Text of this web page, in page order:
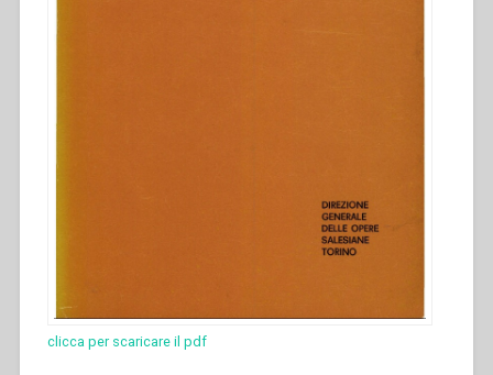
clicca per scaricare il pdf